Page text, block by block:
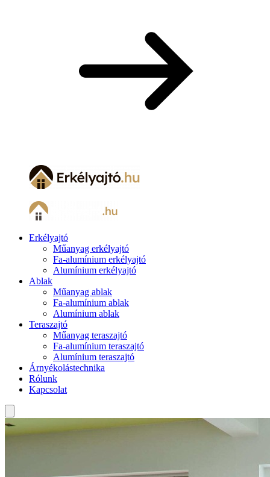
Erkélyajtó
Műanyag erkélyajtó
Fa-alumínium erkélyajtó
Alumínium erkélyajtó
Ablak
Műanyag ablak
Fa-alumínium ablak
Alumínium ablak
Teraszajtó
Műanyag teraszajtó
Fa-alumínium teraszajtó
Alumínium teraszajtó
Árnyékolástechnika
Rólunk
Kapcsolat